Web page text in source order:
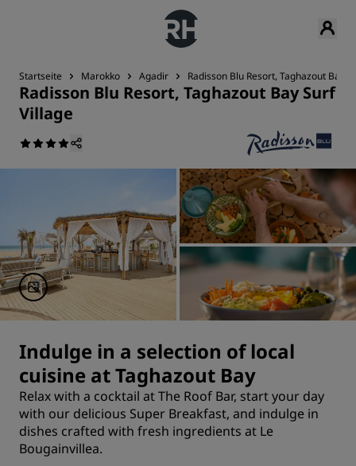
Startseite Marokko Agadir Radisson Blu Resort, Taghazout Bay
Radisson Blu Resort, Taghazout Bay Surf
Village
Indulge in a selection of local
cuisine at Taghazout Bay
Relax with a cocktail at The Roof Bar, start your day
with our delicious Super Breakfast, and indulge in
dishes crafted with fresh ingredients at Le
Bougainvillea.